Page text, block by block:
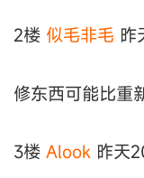
2楼 似毛非毛 昨
修东西可能比重
3楼 Alook 昨天